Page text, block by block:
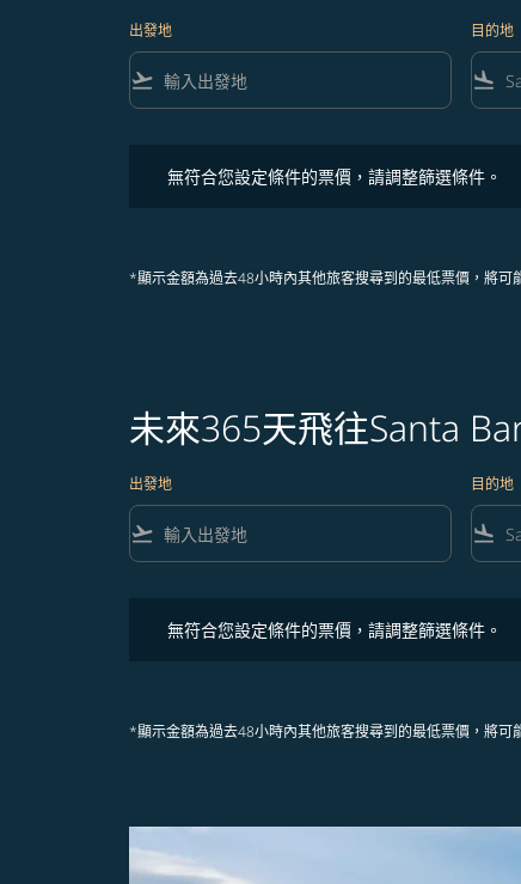
出發地
flight_takeoff
目的地
flight_land
無符合您設定條件的票價，請調整篩選條件。
*顯示金額為過去48小時內其他旅客搜尋到的最低票價，將可
未來365天飛往Santa
出發地
flight_takeoff
目的地
flight_land
無符合您設定條件的票價，請調整篩選條件。
*顯示金額為過去48小時內其他旅客搜尋到的最低票價，將可